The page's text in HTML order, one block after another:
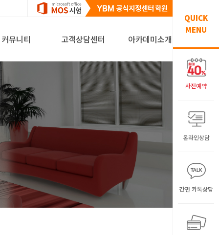
커뮤니티 고객상담센터 아카데미소개
QUICK
MENU
사전예약
온라인상담
간편 카톡상담